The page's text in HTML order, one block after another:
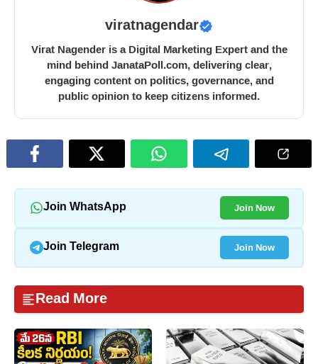
viratnagendar
Virat Nagender is a Digital Marketing Expert and the
mind behind JanataPoll.com, delivering clear,
engaging content on politics, governance, and
public opinion to keep citizens informed.
Join WhatsApp Join Now
Join Telegram Join Now
Read More